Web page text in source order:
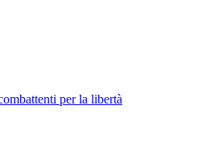
per la libertà